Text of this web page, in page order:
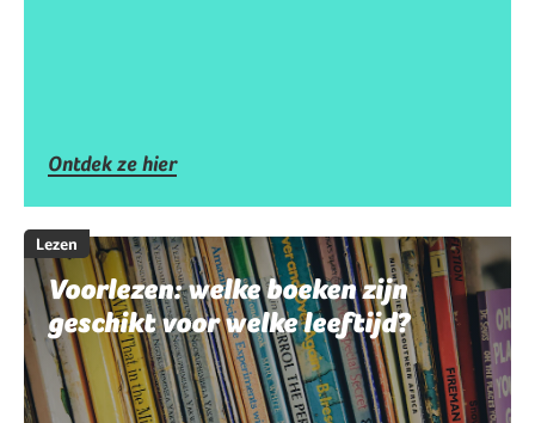
Ontdek ze hier
Lezen
Voorlezen: welke boeken zijn
geschikt voor welke leeftijd?